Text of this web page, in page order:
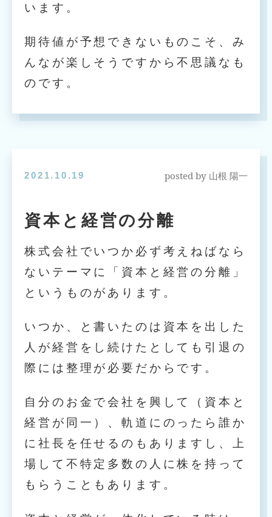
います。
期待値が予想できないものこそ、み
んなが楽しそうですから不思議なも
のです。
2021.10.19 posted by 山根 陽一
資本と経営の分離
株式会社でいつか必ず考えねばなら
ないテーマに「資本と経営の分離」
というものがあります。
いつか、と書いたのは資本を出した
人が経営をし続けたとしても引退の
際には整理が必要だからです。
自分のお金で会社を興して（資本と
経営が同一）、軌道にのったら誰か
に社長を任せるのもありますし、上
場して不特定多数の人に株を持って
もらうこともあります。